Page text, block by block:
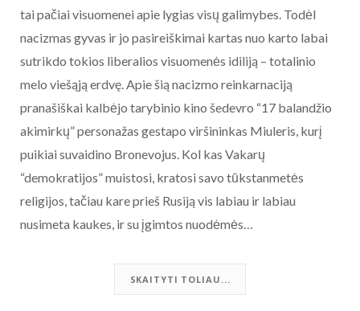
tai pačiai visuomenei apie lygias visų galimybes. Todėl
nacizmas gyvas ir jo pasireiškimai kartas nuo karto labai
sutrikdo tokios liberalios visuomenės idiliją – totalinio
melo viešąją erdvę. Apie šią nacizmo reinkarnaciją
pranašiškai kalbėjo tarybinio kino šedevro “17 balandžio
akimirkų” personažas gestapo viršininkas Miuleris, kurį
puikiai suvaidino Bronevojus. Kol kas Vakarų
“demokratijos” muistosi, kratosi savo tūkstanmetės
religijos, tačiau kare prieš Rusiją vis labiau ir labiau
nusimeta kaukes, ir su įgimtos nuodėmės…
SKAITYTI TOLIAU...